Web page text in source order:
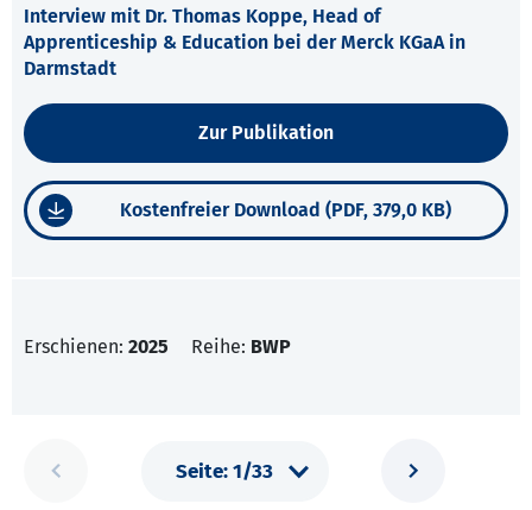
Interview mit Dr. Thomas Koppe, Head of
Apprenticeship & Education bei der Merck KGaA in
Darmstadt
Zur Publikation
Kostenfreier Download (PDF, 379,0 KB)
Erschienen: 2025 Reihe: BWP